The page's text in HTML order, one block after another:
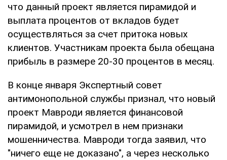
что данный проект является пирамидой и
выплата процентов от вкладов будет
осуществляться за счет притока новых
клиентов. Участникам проекта была обещана
прибыль в размере 20-30 процентов в месяц.
В конце января Экспертный совет
антимонопольной службы признал, что новый
проект Мавроди является финансовой
пирамидой, и усмотрел в нем признаки
мошенничества. Мавроди тогда заявил, что
"ничего еще не доказано", а через несколько